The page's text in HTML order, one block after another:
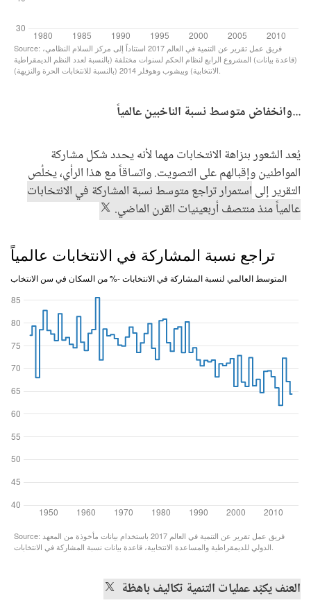
...وانخفاض متوسط نسبة الناخبين عالمياً
يُعد الشعور بنزاهة الانتخابات مهما لأنه يحدد شكل مشاركة
المواطنين وإقبالهم على التصويت. واتساقاً مع هذا الرأي، يخلُص
التقرير إلى استمرار تراجع متوسط نسبة المشاركة في الانتخابات
عالمياً منذ منتصف أربعينيات القرن الماضي.
العنف يكبِّد عمليات التنمية تكاليف باهظة